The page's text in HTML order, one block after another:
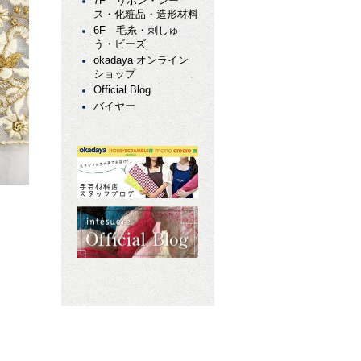
ス・化粧品・造形材料
6F 毛糸・刺しゅ
う・ビーズ
okadaya オンライン
ショップ
Official Blog
バイヤー